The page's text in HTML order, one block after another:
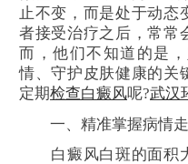
止不变，而是处于动态
者接受治疗之后，常常
而，他们不知道的是
情、守护皮肤健康的关
定期检查白癜风呢?武汉
一、精准掌握病情
白癜风白斑的面积